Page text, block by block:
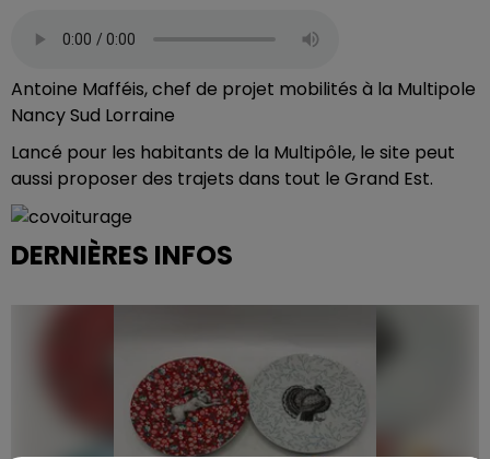
Antoine Mafféis, chef de projet mobilités à la Multipole
Nancy Sud Lorraine
Lancé pour les habitants de la Multipôle, le site peut
aussi proposer des trajets dans tout le Grand Est.
DERNIÈRES INFOS